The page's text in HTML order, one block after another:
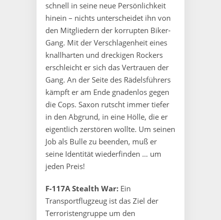
schnell in seine neue Persönlichkeit
hinein – nichts unterscheidet ihn von
den Mitgliedern der korrupten Biker-
Gang. Mit der Verschlagenheit eines
knallharten und dreckigen Rockers
erschleicht er sich das Vertrauen der
Gang. An der Seite des Rädelsführers
kämpft er am Ende gnadenlos gegen
die Cops. Saxon rutscht immer tiefer
in den Abgrund, in eine Hölle, die er
eigentlich zerstören wollte. Um seinen
Job als Bulle zu beenden, muß er
seine Identität wiederfinden … um
jeden Preis!
F-117A Stealth War: Ein
Transportflugzeug ist das Ziel der
Terroristengruppe um den